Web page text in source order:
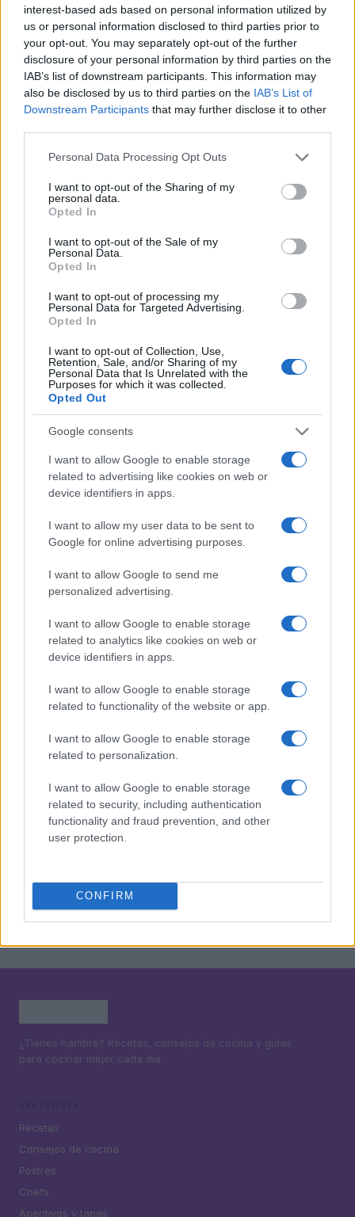
interest-based ads based on personal information utilized by
us or personal information disclosed to third parties prior to
your opt-out. You may separately opt-out of the further
disclosure of your personal information by third parties on the
IAB’s list of downstream participants. This information may
also be disclosed by us to third parties on the IAB’s List of
Downstream Participants that may further disclose it to other
Please note that this website/app uses one or more Google
not limited to your visit or usage behaviour. You may click to
grant or deny consent to Google and its third-party tags to
use your data for below specified purposes in below Google
consent section.
Personal Data Processing Opt Outs
I want to opt-out of the Sharing of my
personal data.
Opted In
I want to opt-out of the Sale of my
Personal Data.
Opted In
I want to opt-out of processing my
Personal Data for Targeted Advertising.
Opted In
I want to opt-out of Collection, Use,
Retention, Sale, and/or Sharing of my
Personal Data that Is Unrelated with the
Purposes for which it was collected.
Opted Out
Google consents
I want to allow Google to enable storage
related to advertising like cookies on web or
device identifiers in apps.
I want to allow my user data to be sent to
Google for online advertising purposes.
I want to allow Google to send me
personalized advertising.
I want to allow Google to enable storage
related to analytics like cookies on web or
device identifiers in apps.
I want to allow Google to enable storage
related to functionality of the website or app.
I want to allow Google to enable storage
related to personalization.
I want to allow Google to enable storage
related to security, including authentication
functionality and fraud prevention, and other
user protection.
CONFIRM
Plan de comidas semanal con recetas rápidas y
económicas
Diego Romero · 5 Ago 2026
RECETAS
Aguacate en la cocina: 10 recetas rápidas y deliciosas
Lucía Fernández · 4 Ago 2026
RECETAS
Cómo preparar una salmorreta perfecta para arroces
exquisitos
Cómo hacer sushi de oreo: ingredientes y preparación
Cinco destinos gastronómicos para disfrutar del
verano
Cómo preparar una salmorreta perfecta para arroces
exquisitos
Lunchables presenta su innovador sándwich PB&J
5 Bacalao frito rebozado: la receta perfecta del plato
¿Tienes hambre? Recetas, consejos de cocina y guías
para cocinar mejor cada día.
Recetas
Consejos de cocina
Postres
Chefs
Aperitivos y tapas